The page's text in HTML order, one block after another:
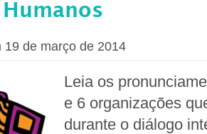
19 de março de 2014
Leia os
e 6 organizações
durante o diálogo